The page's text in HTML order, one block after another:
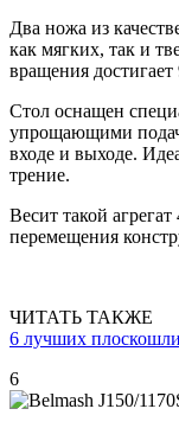
Два ножа из
как мягких, так и
вращения
Стол оснащен
упрощающими
входе и выходе.
трение.
Весит такой
перемещения
ЧИТАТЬ ТАКЖЕ
6 лучших
6